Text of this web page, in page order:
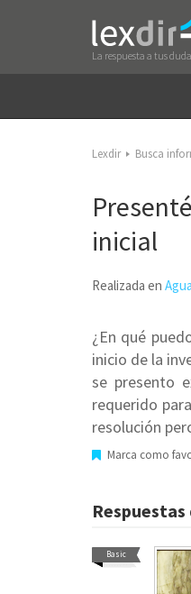
La respuesta a tus
Lexdir Busca
inicial
Realizada en
¿En qué
inicio de la
se presento
requerido
resolución
Marca como
Basic